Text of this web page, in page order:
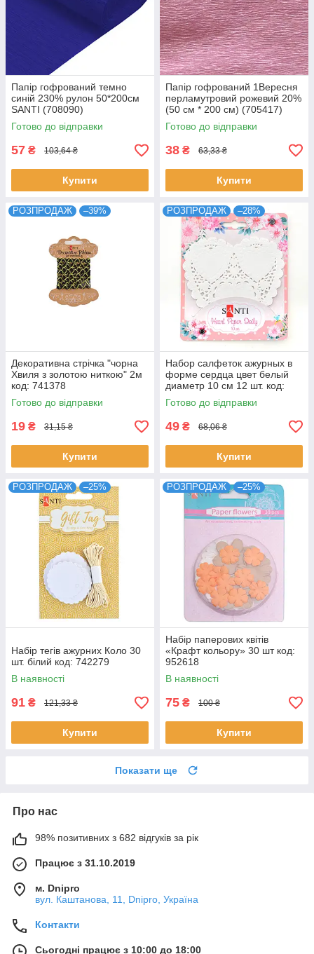
Папір гофрований темно
синій 230% рулон 50*200см
SANTI (708090)
Готово до відправки
57 ₴ 103,64 ₴
Купити
Папір гофрований 1Вересня
перламутровий рожевий 20%
(50 см * 200 см) (705417)
Готово до відправки
38 ₴ 63,33 ₴
Купити
РОЗПРОДАЖ –39%
Декоративна стрічка "чорна
Хвиля з золотою ниткою" 2м
код: 741378
Готово до відправки
19 ₴ 31,15 ₴
Купити
РОЗПРОДАЖ –28%
Набор салфеток ажурных в
форме сердца цвет белый
диаметр 10 см 12 шт. код:
741686
Готово до відправки
49 ₴ 68,06 ₴
Купити
РОЗПРОДАЖ –25%
Набір тегів ажурних Коло 30
шт. білий код: 742279
В наявності
91 ₴ 121,33 ₴
Купити
РОЗПРОДАЖ –25%
Набір паперових квітів
«Крафт кольору» 30 шт код:
952618
В наявності
75 ₴ 100 ₴
Купити
Показати ще
Про нас
98% позитивних з 682 відгуків за рік
Працює з 31.10.2019
м. Dnipro
вул. Каштанова, 11, Dnipro, Україна
Контакти
Сьогодні працює з 10:00 до 18:00